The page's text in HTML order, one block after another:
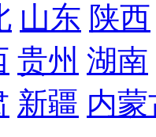
山东 陕西
贵州 湖南
新疆 内蒙